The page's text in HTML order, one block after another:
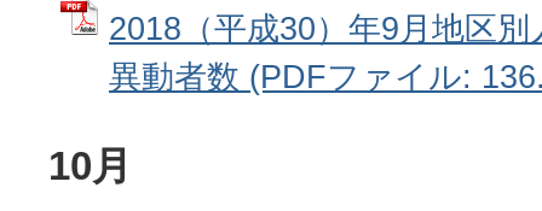
2018（平成30）年9月地区
異動者数 (PDFファイル:
10月